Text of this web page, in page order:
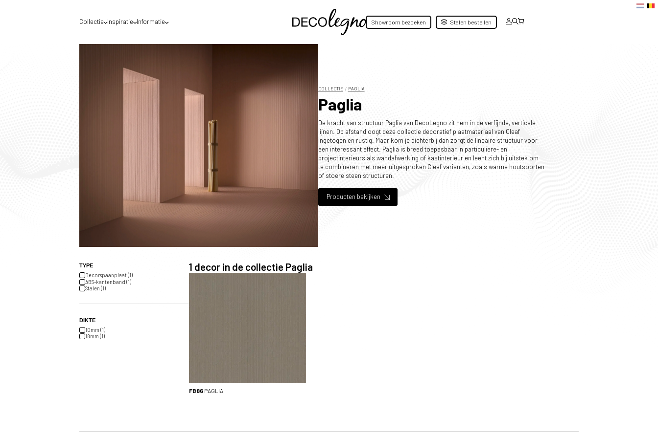
Collectie Inspiratie Informatie Showroom bezoeken Stalen bestellen
Voor een optimale service raden wij je aan de
COLLECTIE PAGLIA
Paglia
De kracht van structuur Paglia van DecoLegno zit hem in de verfijnde, verticale
lijnen. Op afstand oogt deze collectie decoratief plaatmateriaal van Cleaf
ingetogen en rustig. Maar kom je dichterbij dan zorgt de lineaire structuur voor
een interessant effect. Paglia is breed toepasbaar in particuliere- en
projectinterieurs als wandafwerking of kastinterieur en leent zich bij uitstek om
te combineren met meer uitgesproken Cleaf varianten, zoals warme houtsoorten
of stoere steen structuren.
Producten bekijken
TYPE
Decorspaanplaat (1)
ABS-kantenband (1)
Stalen (1)
DIKTE
10mm (1)
18mm (1)
1 decor in de collectie Paglia
FB86PAGLIA